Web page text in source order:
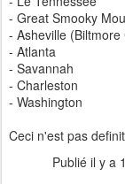
- Great Smooky
- Asheville (Biltmore
- Atlanta
- Savannah
- Charleston
- Washington
Ceci n'est pas
Publié il y a